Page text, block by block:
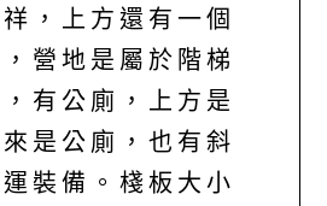
，上方還有一個
營地是屬於階梯
有公廁，上方是
是公廁，也有斜
裝備。棧板大小